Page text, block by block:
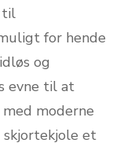
til
for hende
og
evne til at
moderne
skjortekjole et